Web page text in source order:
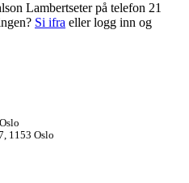
Lambertseter på telefon 21
Si ifra eller logg inn og
1153 Oslo